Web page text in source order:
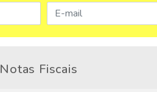
Notas Fiscais